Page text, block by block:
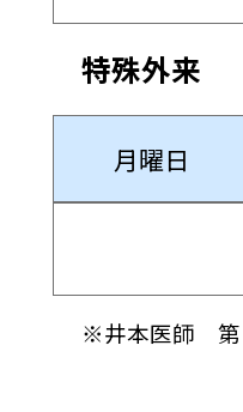
特殊外来
月曜日
※井本医師 第